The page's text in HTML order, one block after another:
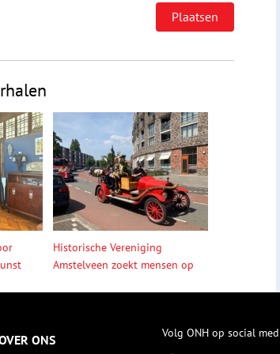
Historische Vereniging
Amstelveen zoekt mensen op
ONS Volg ONH op social